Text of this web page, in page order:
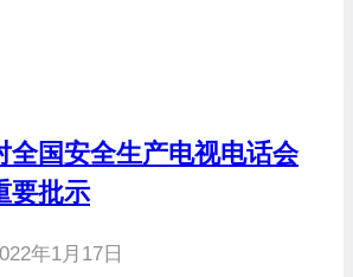
全国安全生产电视电话会
要批示
年1月17日